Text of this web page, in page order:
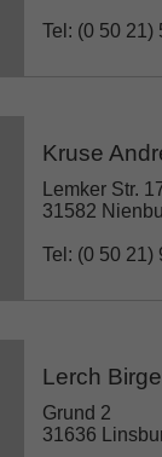
Tel: (0 50 21)
Kruse
Lemker Str.
31582
Tel: (0 50 21)
Lerch
Grund 2
31636